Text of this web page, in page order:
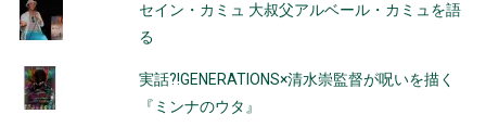
セイン・カミュ 大叔父アルベール・カミュを語
る
実話?!GENERATIONS×清水崇監督が呪いを描く
『ミンナのウタ』